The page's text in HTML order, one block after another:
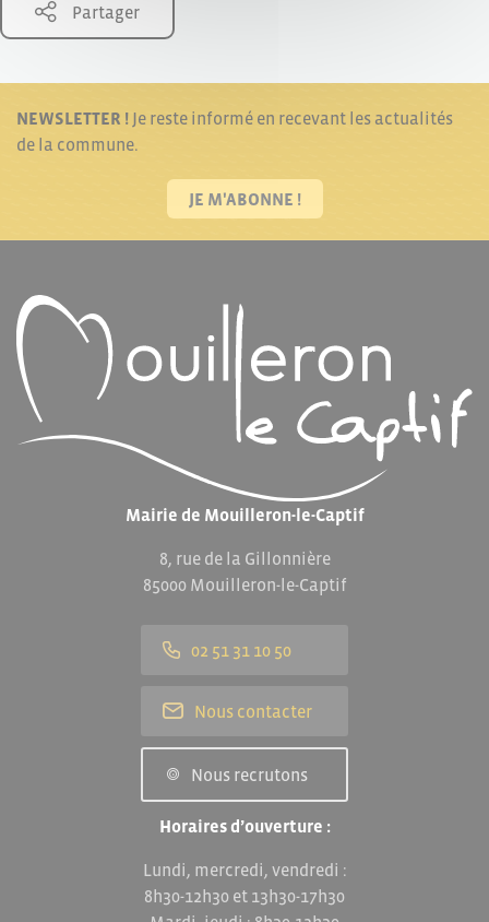
Partager
NEWSLETTER ! Je reste informé en recevant les actualités
de la commune.
JE M'ABONNE !
Mairie de Mouilleron-le-Captif
8, rue de la Gillonnière
85000 Mouilleron-le-Captif
02 51 31 10 50
Nous contacter
Nous recrutons
Horaires d’ouverture :
Lundi, mercredi, vendredi :
8h30-12h30 et 13h30-17h30